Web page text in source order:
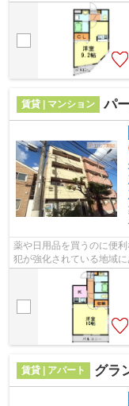
頂ける条件です。新着情報
賃貸 | マンション パ
薬や日用品を買うのに便
犯が強化されている地域
す。造りとデザインに関し
賃貸 | アパート グラ